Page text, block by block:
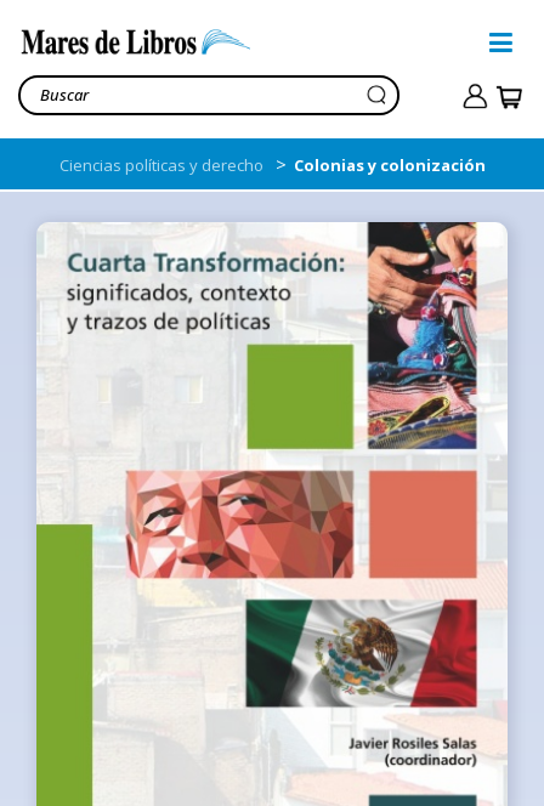
Ciencias políticas y derecho > Colonias y colonización